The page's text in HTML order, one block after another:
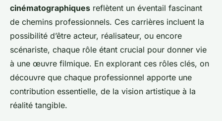
cinématographiques reflètent un éventail fascinant
de chemins professionnels. Ces carrières incluent la
possibilité d’être acteur, réalisateur, ou encore
scénariste, chaque rôle étant crucial pour donner vie
à une œuvre filmique. En explorant ces rôles clés, on
découvre que chaque professionnel apporte une
contribution essentielle, de la vision artistique à la
réalité tangible.